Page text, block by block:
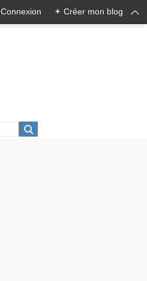
Connexion + Créer mon blog